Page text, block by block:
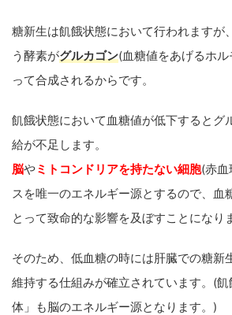
糖新生は飢餓状態において行われますが
う酵素がグルカゴン(血糖値をあげるホル
って合成されるからです。
飢餓状態において血糖値が低下するとグ
給が不足します。
脳やミトコンドリアを持たない細胞(赤血
スを唯一のエネルギー源とするので、血
とって致命的な影響を及ぼすことになり
そのため、低血糖の時には肝臓での糖新
維持する仕組みが確立されています。(
体」も脳のエネルギー源となります。)